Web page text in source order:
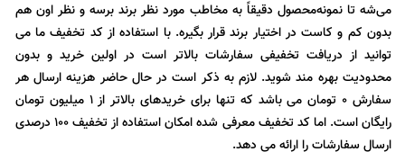
می‌شه تا نمونه‌محصول دقیقاً به مخاطب مورد نظر برند برسه و نظر اون هم
بدون کم و کاست در اختیار برند قرار بگیره. با استفاده از کد تخفیف ما می
توانید از دریافت تخفیفی سفارشات بالاتر است در اولین خرید و بدون
محدودیت بهره مند شوید. لازم به ذکر است در حال حاضر هزینه ارسال هر
سفارش 0 تومان می باشد که تنها برای خریدهای بالاتر از 1 میلیون تومان
رایگان است. اما کد تخفیف معرفی شده امکان استفاده از تخفیف 100 درصدی
ارسال سفارشات را ارائه می دهد.